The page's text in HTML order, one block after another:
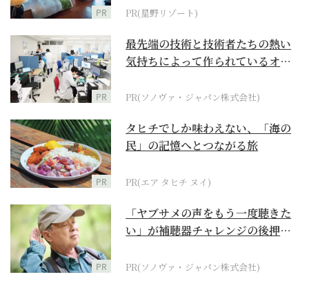
PR PR(星野リゾート)
PR
最先端の技術と技術者たちの熱い
気持ちによって作られているオー
PR(ソノヴァ・ジャパン株式会社)
PR
タヒチでしか味わえない、「海の
民」の記憶へとつながる旅
PR(エア タヒチ ヌイ)
PR
「ヤブサメの声をもう一度聴きた
い」が補聴器チャレンジの後押し
PR(ソノヴァ・ジャパン株式会社)